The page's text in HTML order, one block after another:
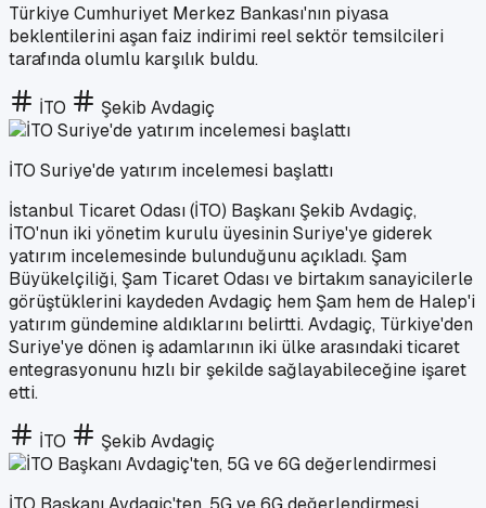
Türkiye Cumhuriyet Merkez Bankası'nın piyasa
beklentilerini aşan faiz indirimi reel sektör temsilcileri
tarafında olumlu karşılık buldu.
İTO Şekib Avdagiç
İTO Suriye'de yatırım incelemesi başlattı
İstanbul Ticaret Odası (İTO) Başkanı Şekib Avdagiç,
İTO'nun iki yönetim kurulu üyesinin Suriye'ye giderek
yatırım incelemesinde bulunduğunu açıkladı. Şam
Büyükelçiliği, Şam Ticaret Odası ve birtakım sanayicilerle
görüştüklerini kaydeden Avdagiç hem Şam hem de Halep'i
yatırım gündemine aldıklarını belirtti. Avdagiç, Türkiye'den
Suriye'ye dönen iş adamlarının iki ülke arasındaki ticaret
entegrasyonunu hızlı bir şekilde sağlayabileceğine işaret
etti.
İTO Şekib Avdagiç